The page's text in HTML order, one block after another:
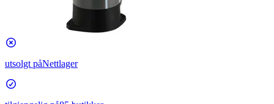
utsolgt påNettlager